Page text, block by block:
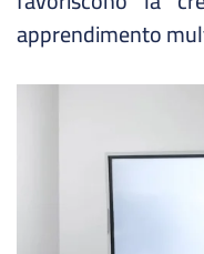
apprendimento